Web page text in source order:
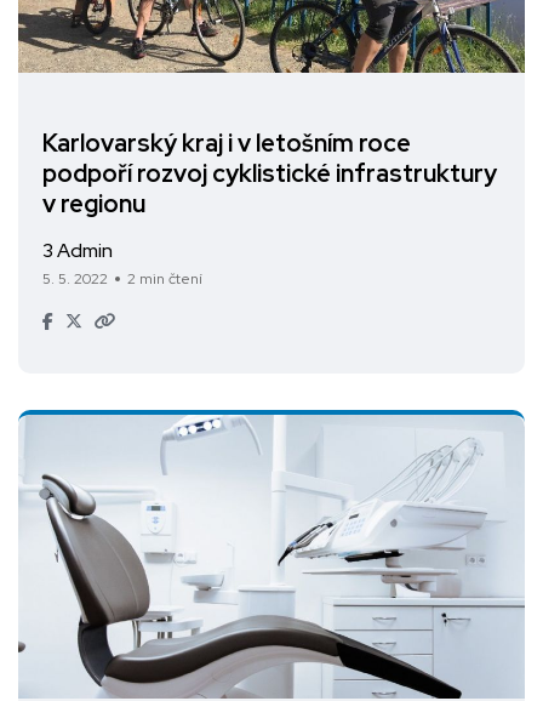
Karlovarský kraj i v letošním roce
podpoří rozvoj cyklistické infrastruktury
v regionu
3 Admin
5. 5. 2022 2 min čtení